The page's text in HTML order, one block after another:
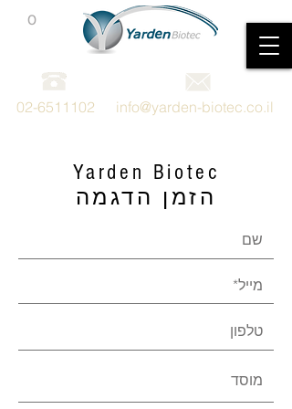
02-6511102 info@yarden-biotec.co.il
0
Yarden Biotec
הזמן הדגמה